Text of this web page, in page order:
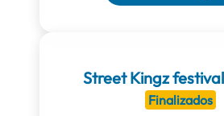
Street Kingz
Finalizados